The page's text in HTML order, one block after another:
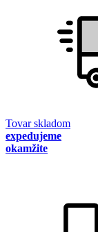
Tovar skladom
expedujeme
okamžite